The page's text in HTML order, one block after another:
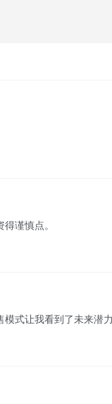
谨慎点。
式让我看到了未来潜力